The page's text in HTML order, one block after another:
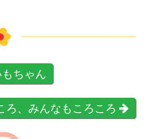
ちゃん
ろ、みんなもころころ